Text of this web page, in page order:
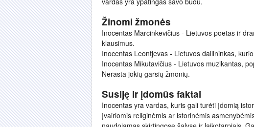
Žinomi žmonės
Inocentas Marcinkevičius - Lietuvos poetas ir
klausimus.
Inocentas Leontjevas - Lietuvos dailininkas,
Inocentas Mikutavičius - Lietuvos muzikantas,
Nerasta jokių garsių žmonių.
Susiję ir įdomūs faktai
Inocentas yra vardas, kuris gali turėti įdomią
įvairiomis religinėmis ar istorinėmis